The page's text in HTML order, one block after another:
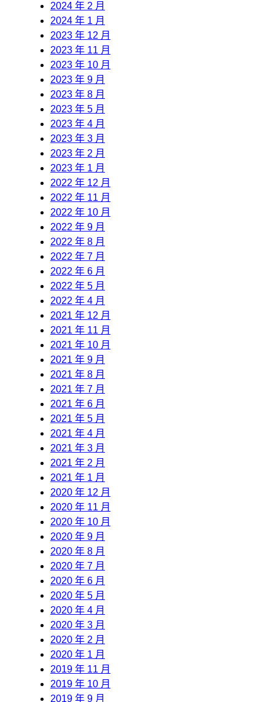
2024 年 2 月
2024 年 1 月
2023 年 12 月
2023 年 11 月
2023 年 10 月
2023 年 9 月
2023 年 8 月
2023 年 5 月
2023 年 4 月
2023 年 3 月
2023 年 2 月
2023 年 1 月
2022 年 12 月
2022 年 11 月
2022 年 10 月
2022 年 9 月
2022 年 8 月
2022 年 7 月
2022 年 6 月
2022 年 5 月
2022 年 4 月
2021 年 12 月
2021 年 11 月
2021 年 10 月
2021 年 9 月
2021 年 8 月
2021 年 7 月
2021 年 6 月
2021 年 5 月
2021 年 4 月
2021 年 3 月
2021 年 2 月
2021 年 1 月
2020 年 12 月
2020 年 11 月
2020 年 10 月
2020 年 9 月
2020 年 8 月
2020 年 7 月
2020 年 6 月
2020 年 5 月
2020 年 4 月
2020 年 3 月
2020 年 2 月
2020 年 1 月
2019 年 11 月
2019 年 10 月
2019 年 9 月